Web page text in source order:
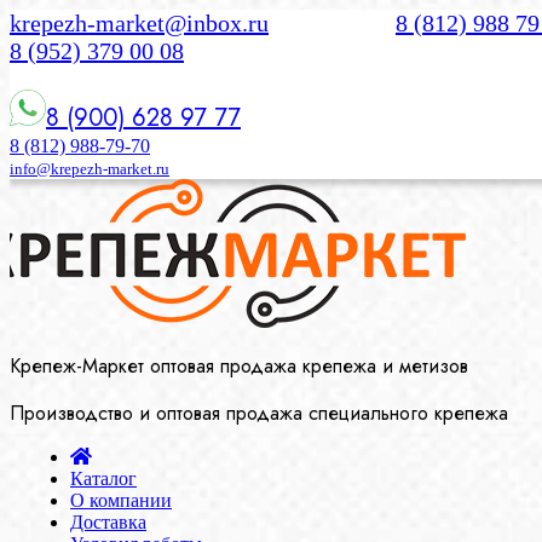
krepezh-market@inbox.ru
8 (812) 988
8 (952) 379 00 08
8 (900) 628 97 77
8 (812) 988-79-70
info@krepezh-market.ru
Крепеж-Маркет оптовая продажа крепежа и метизов
Производство и оптовая продажа специального крепежа
Каталог
О компании
Доставка